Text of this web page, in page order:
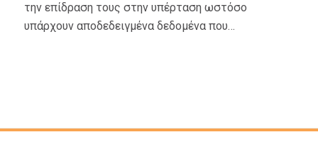
την επίδραση τους στην υπέρταση ωστόσο
υπάρχουν αποδεδειγμένα δεδομένα που…